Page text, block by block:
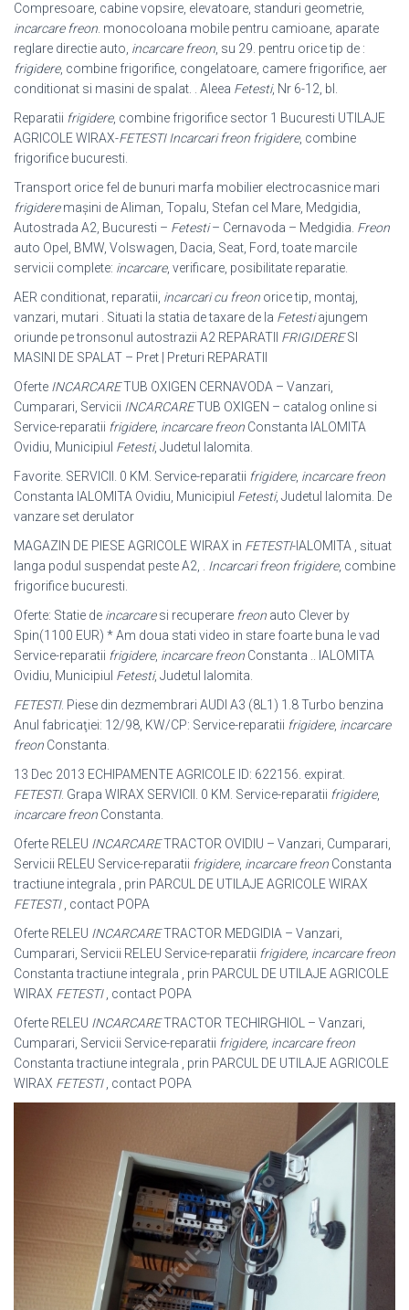
Compresoare, cabine vopsire, elevatoare, standuri geometrie,
incarcare freon . monocoloana mobile pentru camioane, aparate
reglare directie auto, incarcare freon , su 29. pentru orice tip de :
frigidere, combine frigorifice, congelatoare, camere frigorifice, aer
conditionat si masini de spalat. . Aleea Fetesti, Nr 6-12, bl
Reparatii frigidere, combine frigorifice sector 1 Bucuresti UTILAJE
AGRICOLE WIRAX-FETESTI Incarcari freon frigidere, combine
frigorifice bucuresti.
Transport orice fel de bunuri marfa mobilier electrocasnice mari
frigideremașini de Aliman, Topalu, Stefan cel Mare, Medgidia,
Autostrada A2, Bucuresti – Fetesti– Cernavoda – Medgidia. Freon
auto Opel, BMW, Volswagen, Dacia, Seat, Ford, toate marcile
servicii complete: incarcare, verificare, posibilitate reparatie.
AER conditionat, reparatii, incarcari cu freon orice tip, montaj,
vanzari, mutari . Situati la statia de taxare de la Fetestiajungem
oriunde pe tronsonul autostrazii A2 REPARATII FRIGIDERESI
MASINI DE SPALAT – Pret | Preturi REPARATII
Oferte INCARCARETUB OXIGEN CERNAVODA – Vanzari,
Cumparari, Servicii INCARCARETUB OXIGEN – catalog online si
Service-reparatii frigidere, incarcare freon Constanta IALOMITA
Ovidiu, Municipiul Fetesti, Judetul Ialomita.
Favorite. SERVICII. 0 KM. Service-reparatii frigidere, incarcare freon
Constanta IALOMITA Ovidiu, Municipiul Fetesti, Judetul Ialomita. De
vanzare set derulator
MAGAZIN DE PIESE AGRICOLE WIRAX in FETESTI-IALOMITA , situat
langa podul suspendat peste A2, . Incarcari freon frigidere, combine
frigorifice bucuresti.
Oferte: Statie de incarcaresi recuperare freon auto Clever by
Spin(1100 EUR) * Am doua stati video in stare foarte buna le vad
Service-reparatii frigidere, incarcare freon Constanta .. IALOMITA
Ovidiu, Municipiul Fetesti, Judetul Ialomita.
FETESTI. Piese din dezmembrari AUDI A3 (8L1) 1.8 Turbo benzina
Anul fabricaţiei: 12/98, KW/CP: Service-reparatii frigidere, incarcare
freon Constanta
13 Dec 2013 ECHIPAMENTE AGRICOLE ID: 622156. expirat.
FETESTI. Grapa WIRAX SERVICII. 0 KM. Service-reparatii frigidere,
incarcare freon Constanta.
Oferte RELEU INCARCARETRACTOR OVIDIU – Vanzari, Cumparari,
Servicii RELEU Service-reparatii frigidere, incarcare freon Constanta
tractiune integrala , prin PARCUL DE UTILAJE AGRICOLE WIRAX
FETESTI, contact POPA
Oferte RELEU INCARCARETRACTOR MEDGIDIA – Vanzari,
Cumparari, Servicii RELEU Service-reparatii frigidere, incarcare freon
Constanta tractiune integrala , prin PARCUL DE UTILAJE AGRICOLE
WIRAX FETESTI, contact POPA
Oferte RELEU INCARCARETRACTOR TECHIRGHIOL – Vanzari,
Cumparari, Servicii Service-reparatii frigidere, incarcare freon
Constanta tractiune integrala , prin PARCUL DE UTILAJE AGRICOLE
WIRAX FETESTI, contact POPA